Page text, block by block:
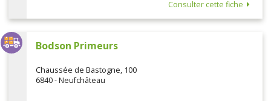
Consulter cette fiche
Bodson Primeurs
Chaussée de Bastogne, 100
6840 - Neufchâteau